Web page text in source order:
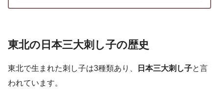
東北の 日本三大刺し子の歴史
東北で生まれた刺し子は3種類あり、 日本三大刺し子と言
われています。